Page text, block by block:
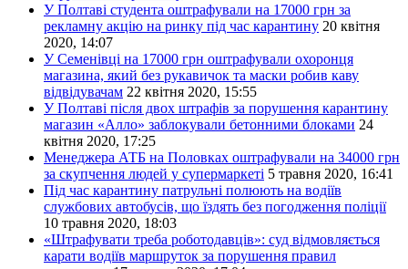
У Полтаві студента оштрафували на 17000 грн за
рекламну акцію на ринку під час карантину 20 квітня
2020, 14:07
У Семенівці на 17000 грн оштрафували охоронця
магазина, який без рукавичок та маски робив каву
відвідувачам 22 квітня 2020, 15:55
У Полтаві після двох штрафів за порушення карантину
магазин «Алло» заблокували бетонними блоками 24
квітня 2020, 17:25
Менеджера АТБ на Половках оштрафували на 34000 грн
за скупчення людей у супермаркеті 5 травня 2020, 16:41
Під час карантину патрульні полюють на водіїв
службових автобусів, що їздять без погодження поліції
10 травня 2020, 18:03
«Штрафувати треба роботодавців»: суд відмовляється
карати водіїв маршруток за порушення правил